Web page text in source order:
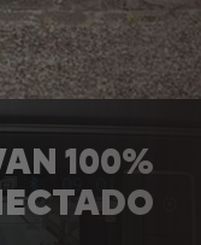
100%